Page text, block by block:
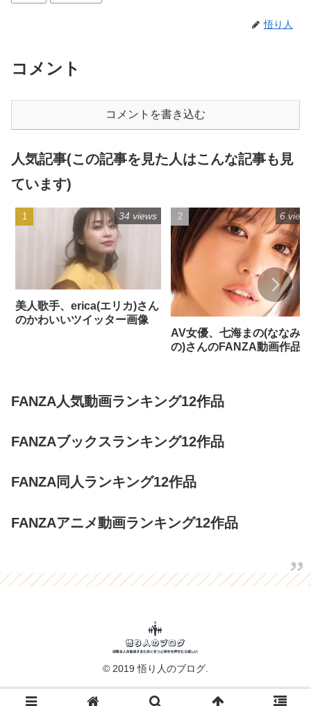
悟り人
コメント
コメントを書き込む
人気記事(この記事を見た人はこんな記事も見
ています)
美人歌手、erica(エリカ)さん
のかわいいツイッター画像
34 views
AV女優、七海まの(ななみま
の)さんのFANZA動画作品
6
FANZA人気動画ランキング12作品
FANZAブックスランキング12作品
FANZA同人ランキング12作品
FANZAアニメ動画ランキング12作品
© 2019 悟り人のブログ.